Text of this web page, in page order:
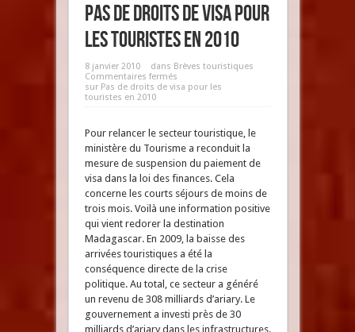
Pas de droits de visa pour
les touristes en 2010
8 janvier 2010 dans Brèves touristiques
Commentaires fermés
sur Pas de droits de visa pour les
touristes en 2010
Pour relancer le secteur touristique, le
ministère du Tourisme a reconduit la
mesure de suspension du paiement de
visa dans la loi des finances. Cela
concerne les courts séjours de moins de
trois mois. Voilà une information positive
qui vient redorer la destination
Madagascar. En 2009, la baisse des
arrivées touristiques a été la
conséquence directe de la crise
politique. Au total, ce secteur a généré
un revenu de 308 milliards d’ariary. Le
gouvernement a investi près de 30
milliards d’ariary dans les infrastructures.